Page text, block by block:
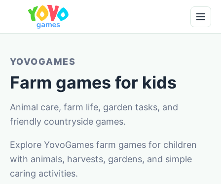
YOVOGAMES
Farm games for kids
Animal care, farm life, garden tasks, and
friendly countryside games.
Explore YovoGames farm games for children
with animals, harvests, gardens, and simple
caring activities.